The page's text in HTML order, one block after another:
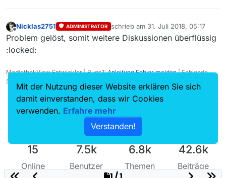
das A und das O von guter Dokumentation. Ich weiß
wovon ich spreche.
Offline
Nicklas2751 ADMINISTRATOR schrieb am 31. Juli 2018, 05:17
zuletzt editiert von
Problem gelöst, somit weitere Diskussionen überflüssig
:locked:
MediathekView Entwickler | Bugs?:Anleitung Fehler melden| Fehlende
Sendungen?:
15
Online
7.5k
Benutzer
6.8k
Themen
42.6k
Beiträge
Mit der Nutzung dieser Website erklären Sie sich
damit einverstanden, dass wir Cookies
verwenden. Erfahre mehr
Verstanden!